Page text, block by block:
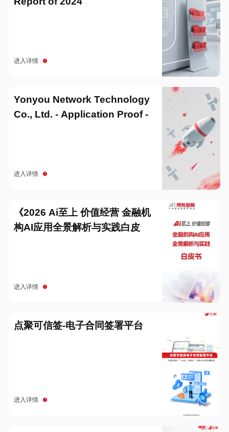
进入详情
Yonyou Network Technology
Co., Ltd. - Application Proof -
进入详情
《2026 Ai至上 价值经营 金融机
构AI应用全景解析与实践白皮
进入详情
点聚可信签-电子合同签署平台
进入详情